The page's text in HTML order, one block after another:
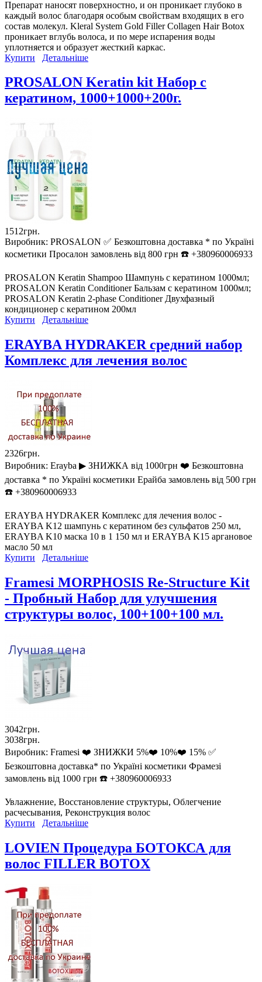
Препарат наносят поверхностно, и он проникает глубоко в
каждый волос благодаря особым свойствам входящих в его
состав молекул. Kleral System Gold Filler Collagen Hair Botox
проникает вглубь волоса, и по мере испарения воды
уплотняется и образует жесткий каркас.
Купити
Детальніше
PROSALON Keratin kit Набор с
кератином, 1000+1000+200г.
1512грн.
Виробник: PROSALON ✅ Безкоштовна доставка * по Україні
косметики Просалон замовлень від 800 грн ☎️ +380960006933
PROSALON Keratin Shampoo Шампунь с кератином 1000мл;
PROSALON Keratin Conditioner Бальзам с кератином 1000мл;
PROSALON Keratin 2-phase Conditioner Двухфазный
кондиционер с кератином 200мл
Купити
Детальніше
ERAYBA HYDRAKER средний набор
Комплекс для лечения волос
2326грн.
Виробник: Erayba ▶︎ ЗНИЖКА від 1000грн ❤️ Безкоштовна
доставка * по Україні косметики Ерайба замовлень від 500 грн
☎️ +380960006933
ERAYBA HYDRAKER Комплекс для лечения волос -
ERAYBA K12 шампунь с кератином без сульфатов 250 мл,
ERAYBA K10 маска 10 в 1 150 мл и ERAYBA K15 аргановое
масло 50 мл
Купити
Детальніше
Framesi MORPHOSIS Re-Structure Kit
- Пробный Набор для улучшения
структуры волос, 100+100+100 мл.
3042грн.
3038грн.
Виробник: Framesi ❤️ ЗНИЖКИ 5%❤️ 10%❤️ 15% ✅
Безкоштовна доставка* по Україні косметики Фрамезі
замовлень від 1000 грн ☎️ +380960006933
Увлажнение, Восстановление структуры, Облегчение
расчесывания, Реконструкция волос
Купити
Детальніше
LOVIEN Процедура БОТОКСА для
волос FILLER BOTOX